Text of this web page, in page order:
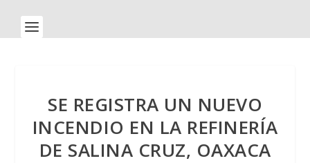
SE REGISTRA UN NUEVO
INCENDIO EN LA REFINERÍA
DE SALINA CRUZ, OAXACA